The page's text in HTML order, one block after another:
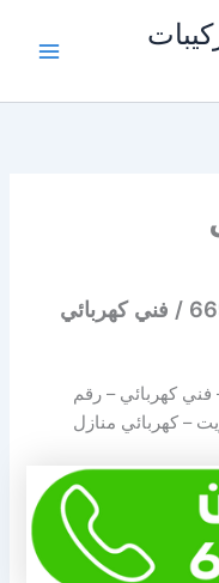
كهربائي منازل الكويت / 66901910 / فني كهربائي
فني كهربائي – رقم
– كهربائي منازل